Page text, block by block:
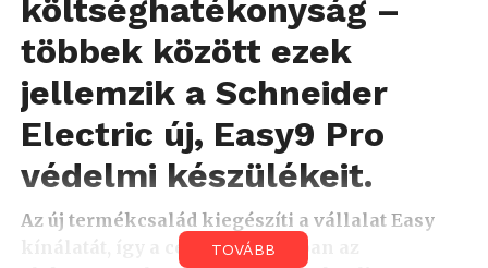
költséghatékonyság –
többek között ezek
jellemzik a Schneider
Electric új, Easy9 Pro
védelmi készülékeit.
Az új termékcsalád kiegészíti a vállalat Easy
kínálatát, így a cég portfóliójában az
TOVÁBB